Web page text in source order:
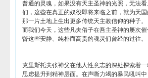
普通的灵魂，如果没有天主圣神的光照，无法
们，这些在真正的奴役即将来临之前，就为天
那一片土地上生出更多传统天主教信仰的种子。
而我们今天，这些凡夫俗子在吾主圣神的屡次
瞥这些安静、纯朴而高贵的魂灵们曾经的过往
克里斯托夫张神父在他人性意志的深处探索着
思虑提升到精神层面。在声嘶力竭的暴民吼叫